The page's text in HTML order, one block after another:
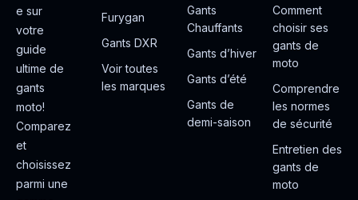
e sur
votre
guide
ultime de
gants
moto!
Comparez
et
choisissez
parmi une
Furygan
Gants DXR
Voir toutes
les marques
Gants
Chauffants
Gants d’hiver
Gants d’été
Gants de
demi-saison
Comment
choisir ses
gants de
moto
Comprendre
les normes
de sécurité
Entretien des
gants de
moto